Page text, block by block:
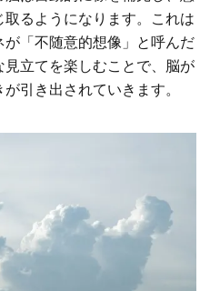
るようになります。これは
「不随意的想像」と呼んだ
立てを楽しむことで、脳が
引き出されていきます。